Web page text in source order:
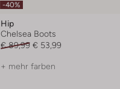
-40%
Hip
Chelsea Boots
€ 89,99 € 53,99
+ mehr farben